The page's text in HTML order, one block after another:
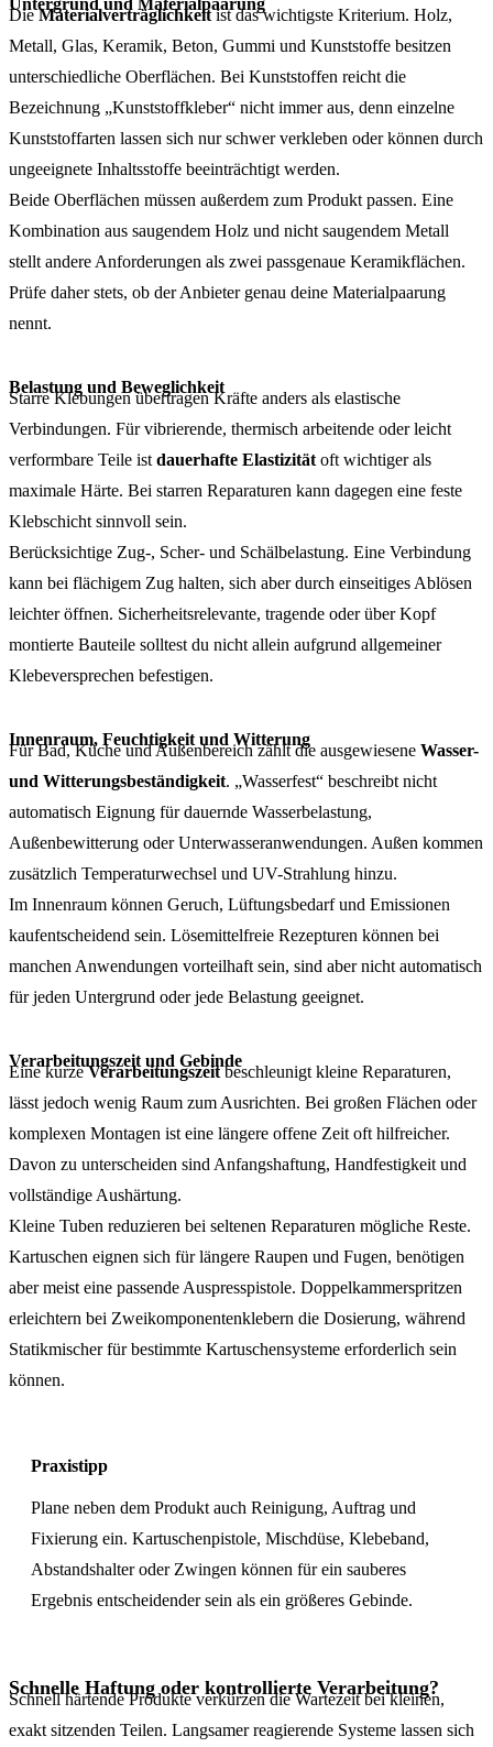
Untergrund und Materialpaarung
DieMaterialverträglichkeitist das wichtigste Kriterium. Holz,
Metall, Glas, Keramik, Beton, Gummi und Kunststoffe besitzen
unterschiedliche Oberflächen. Bei Kunststoffen reicht die
Bezeichnung „Kunststoffkleber“ nicht immer aus, denn einzelne
Kunststoffarten lassen sich nur schwer verkleben oder können durch
ungeeignete Inhaltsstoffe beeinträchtigt werden.
Beide Oberflächen müssen außerdem zum Produkt passen. Eine
Kombination aus saugendem Holz und nicht saugendem Metall
stellt andere Anforderungen als zwei passgenaue Keramikflächen.
Prüfe daher stets, ob der Anbieter genau deine Materialpaarung
nennt.
Belastung und Beweglichkeit
Starre Klebungen übertragen Kräfte anders als elastische
Verbindungen. Für vibrierende, thermisch arbeitende oder leicht
verformbare Teile ist dauerhafte Elastizität oft wichtiger als
maximale Härte. Bei starren Reparaturen kann dagegen eine feste
Klebschicht sinnvoll sein.
Berücksichtige Zug-, Scher- und Schälbelastung. Eine Verbindung
kann bei flächigem Zug halten, sich aber durch einseitiges Ablösen
leichter öffnen. Sicherheitsrelevante, tragende oder über Kopf
montierte Bauteile solltest du nicht allein aufgrund allgemeiner
Klebeversprechen befestigen.
Innenraum, Feuchtigkeit und Witterung
Für Bad, Küche und Außenbereich zählt die ausgewiesene Wasser-
und Witterungsbeständigkeit. „Wasserfest“ beschreibt nicht
automatisch Eignung für dauernde Wasserbelastung,
Außenbewitterung oder Unterwasseranwendungen. Außen kommen
zusätzlich Temperaturwechsel und UV-Strahlung hinzu.
Im Innenraum können Geruch, Lüftungsbedarf und Emissionen
kaufentscheidend sein. Lösemittelfreie Rezepturen können bei
manchen Anwendungen vorteilhaft sein, sind aber nicht automatisch
für jeden Untergrund oder jede Belastung geeignet.
Verarbeitungszeit und Gebinde
Eine kurzeVerarbeitungszeitbeschleunigt kleine Reparaturen,
lässt jedoch wenig Raum zum Ausrichten. Bei großen Flächen oder
komplexen Montagen ist eine längere offene Zeit oft hilfreicher.
Davon zu unterscheiden sind Anfangshaftung, Handfestigkeit und
vollständige Aushärtung.
Kleine Tuben reduzieren bei seltenen Reparaturen mögliche Reste.
Kartuschen eignen sich für längere Raupen und Fugen, benötigen
aber meist eine passende Auspresspistole. Doppelkammerspritzen
erleichtern bei Zweikomponentenklebern die Dosierung, während
Statikmischer für bestimmte Kartuschensysteme erforderlich sein
können.
Praxistipp
Plane neben dem Produkt auch Reinigung, Auftrag und
Fixierung ein. Kartuschenpistole, Mischdüse, Klebeband,
Abstandshalter oder Zwingen können für ein sauberes
Ergebnis entscheidender sein als ein größeres Gebinde.
Schnelle Haftung oder kontrollierte Verarbeitung?
Schnell härtende Produkte verkürzen die Wartezeit bei kleinen,
exakt sitzenden Teilen. Langsamer reagierende Systeme lassen sich